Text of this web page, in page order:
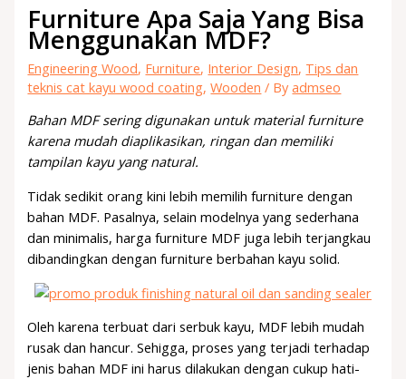
Furniture Apa Saja Yang Bisa
Menggunakan MDF?
Engineering Wood, Furniture, Interior Design, Tips dan
teknis cat kayu wood coating,Wooden / Byadmseo
Bahan MDF sering digunakan untuk material furniture
karena mudah diaplikasikan, ringan dan memiliki
tampilan kayu yang natural.
Tidak sedikit orang kini lebih memilih furniture dengan
bahan MDF. Pasalnya, selain modelnya yang sederhana
dan minimalis, harga furniture MDF juga lebih terjangkau
dibandingkan dengan furniture berbahan kayu solid.
Oleh karena terbuat dari serbuk kayu, MDF lebih mudah
rusak dan hancur. Sehigga, proses yang terjadi terhadap
jenis bahan MDF ini harus dilakukan dengan cukup hati-